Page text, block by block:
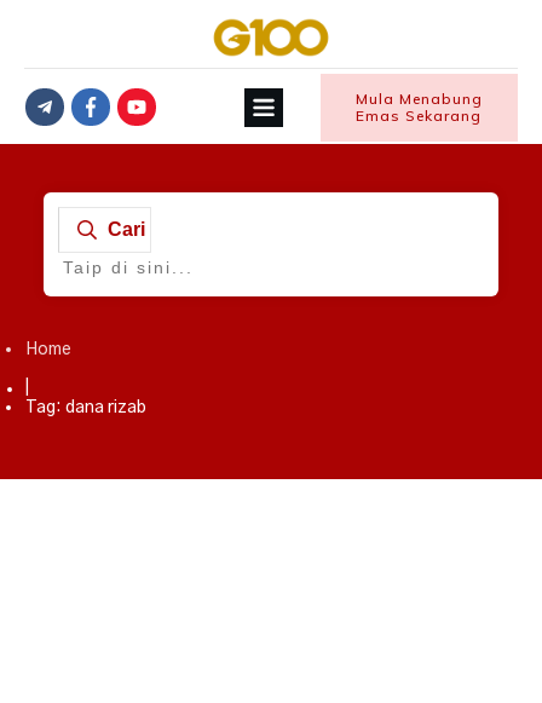
Mula Menabung
Emas Sekarang
Cari
Home
Tag: dana rizab